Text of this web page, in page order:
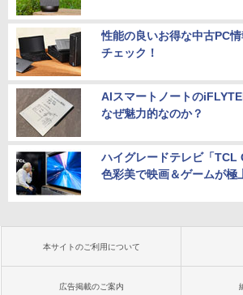
性能の良いお得な中古PC
チェック！
AIスマートノートの
なぜ魅力的なのか？
ハイグレードテレビ「TCL
色彩美で映画＆ゲームが極
本サイトのご利用について
広告掲載のご案内